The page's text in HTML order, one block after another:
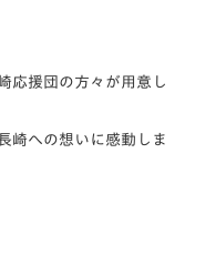
応援団の方々が用意し
崎への想いに感動しま